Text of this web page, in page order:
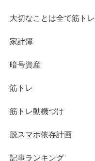
大切なことは全て筋ト
家計簿
暗号資産
筋トレ
筋トレ動機づけ
脱スマホ依存計画
記事ランキング